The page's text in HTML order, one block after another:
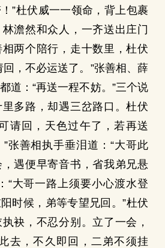
”杜伏威一一领命，背上包裹
澹然和众人，一齐送出庄门
两个陪行，走十数里，杜伏
回，不必运送了。”张善相、薛
道：“再送一程不妨。”三个说
多路，却遇三岔路口。杜伏
请回，天色过午了，若再送
张善相执手垂泪道：“大哥此
遇便早寄音书，省我弟兄悬
“大哥一路上须要小心渡水登
时候，弟等专望兄回。”杜伏
袂，不忍分别。立了一会，
去，不久即回，二弟不须挂